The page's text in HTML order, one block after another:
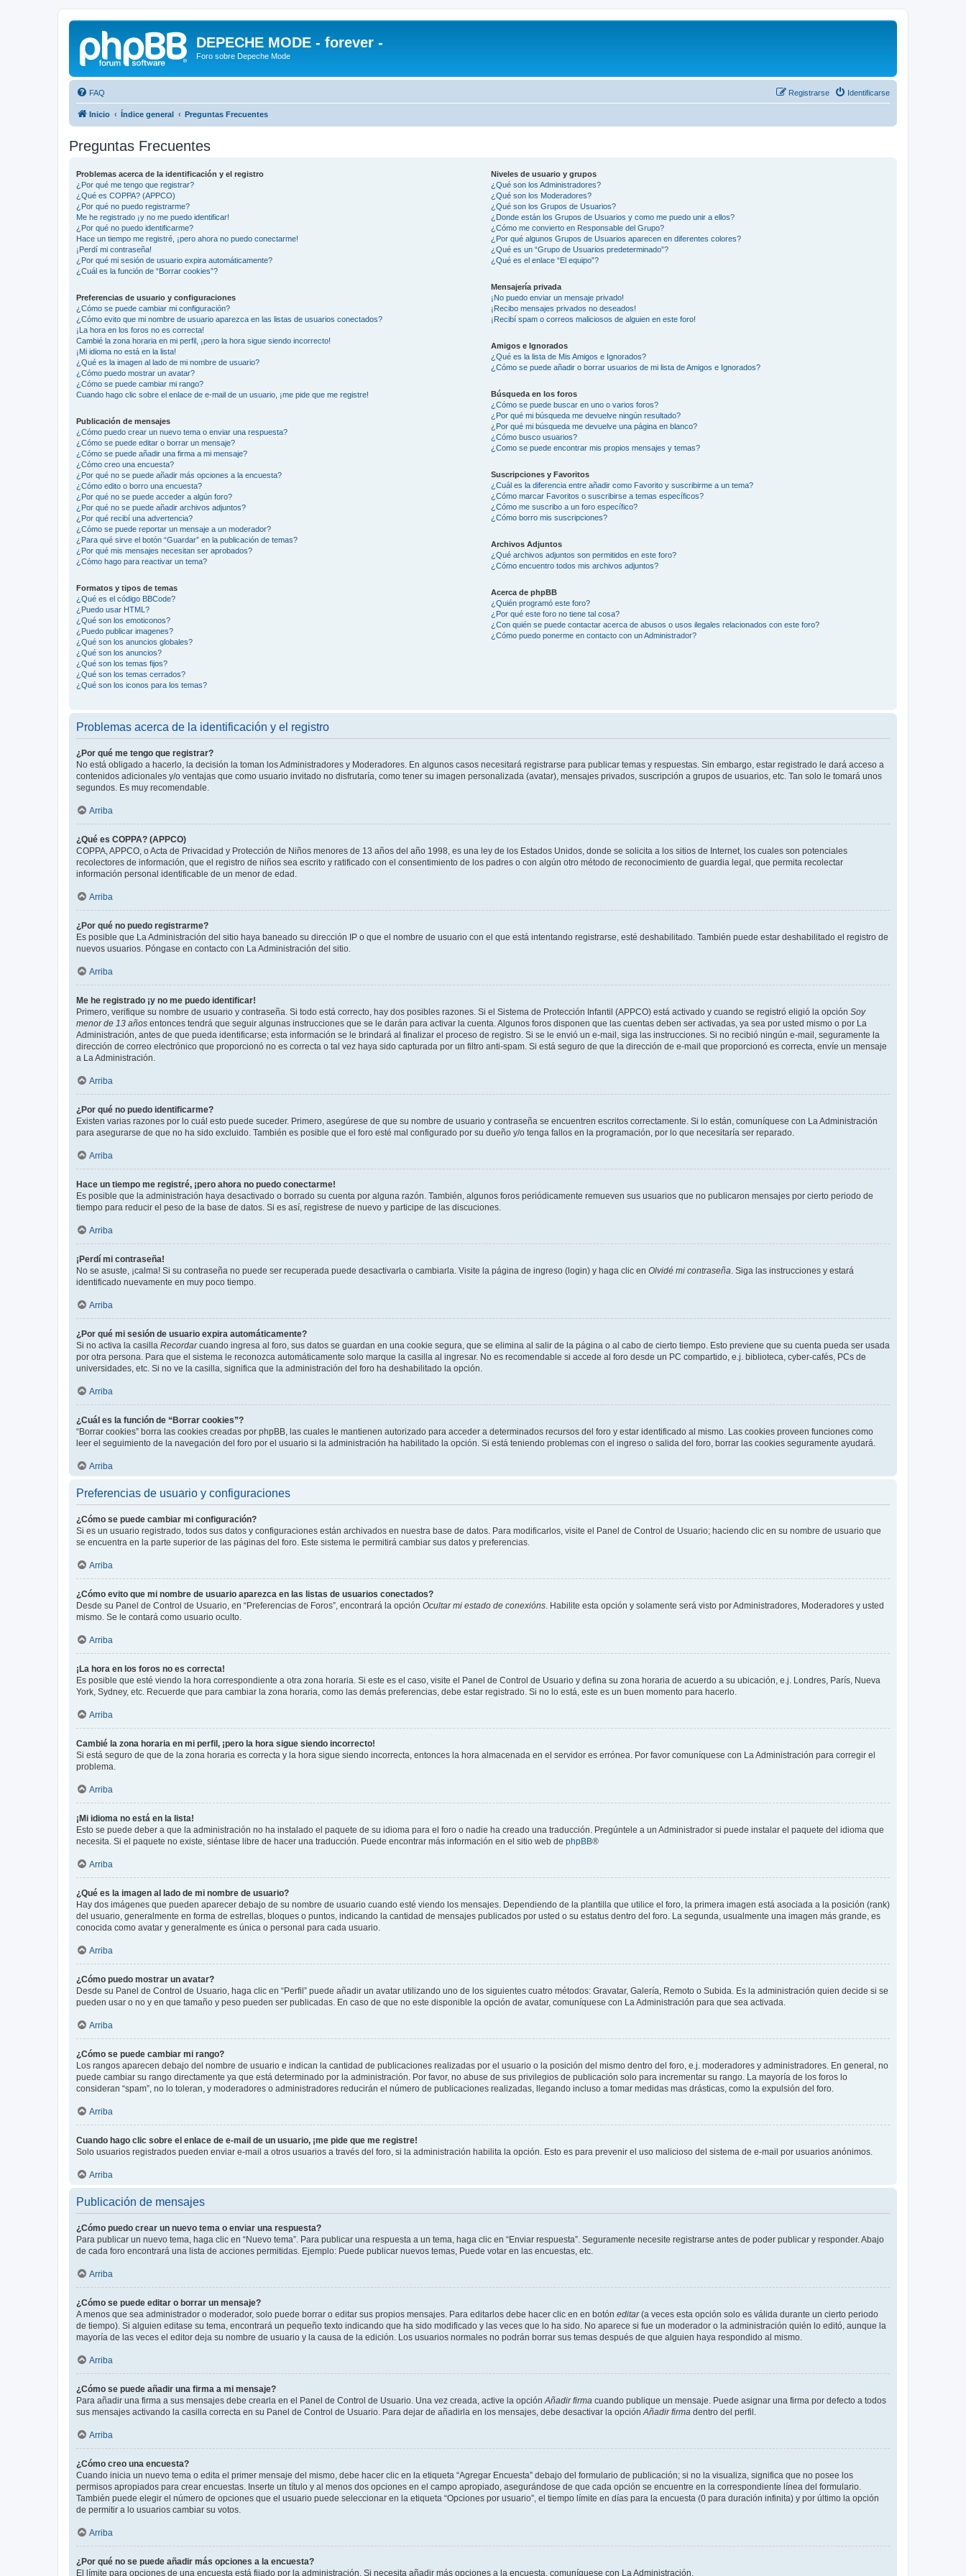
DEPECHE MODE - forever -
Foro sobre Depeche Mode
FAQ Identificarse
Registrarse
Inicio Índice general Preguntas Frecuentes
Preguntas Frecuentes
Problemas acerca de la identificación y el registro
¿Por qué me tengo que registrar?
¿Qué es COPPA? (APPCO)
¿Por qué no puedo registrarme?
Me he registrado ¡y no me puedo identificar!
¿Por qué no puedo identificarme?
Hace un tiempo me registré, ¡pero ahora no puedo conectarme!
¡Perdí mi contraseña!
¿Por qué mi sesión de usuario expira automáticamente?
¿Cuál es la función de “Borrar cookies”?
Preferencias de usuario y configuraciones
¿Cómo se puede cambiar mi configuración?
¿Cómo evito que mi nombre de usuario aparezca en las listas de usuarios conectados?
¡La hora en los foros no es correcta!
Cambié la zona horaria en mi perfil, ¡pero la hora sigue siendo incorrecto!
¡Mi idioma no está en la lista!
¿Qué es la imagen al lado de mi nombre de usuario?
¿Cómo puedo mostrar un avatar?
¿Cómo se puede cambiar mi rango?
Cuando hago clic sobre el enlace de e-mail de un usuario, ¡me pide que me registre!
Publicación de mensajes
¿Cómo puedo crear un nuevo tema o enviar una respuesta?
¿Cómo se puede editar o borrar un mensaje?
¿Cómo se puede añadir una firma a mi mensaje?
¿Cómo creo una encuesta?
¿Por qué no se puede añadir más opciones a la encuesta?
¿Cómo edito o borro una encuesta?
¿Por qué no se puede acceder a algún foro?
¿Por qué no se puede añadir archivos adjuntos?
¿Por qué recibí una advertencia?
¿Cómo se puede reportar un mensaje a un moderador?
¿Para qué sirve el botón “Guardar” en la publicación de temas?
¿Por qué mis mensajes necesitan ser aprobados?
¿Cómo hago para reactivar un tema?
Formatos y tipos de temas
¿Qué es el código BBCode?
¿Puedo usar HTML?
¿Qué son los emoticonos?
¿Puedo publicar imagenes?
¿Qué son los anuncios globales?
¿Qué son los anuncios?
¿Qué son los temas fijos?
¿Qué son los temas cerrados?
¿Qué son los iconos para los temas?
Niveles de usuario y grupos
¿Qué son los Administradores?
¿Qué son los Moderadores?
¿Qué son los Grupos de Usuarios?
¿Donde están los Grupos de Usuarios y como me puedo unir a ellos?
¿Cómo me convierto en Responsable del Grupo?
¿Por qué algunos Grupos de Usuarios aparecen en diferentes colores?
¿Qué es un “Grupo de Usuarios predeterminado”?
¿Qué es el enlace “El equipo”?
Mensajería privada
¡No puedo enviar un mensaje privado!
¡Recibo mensajes privados no deseados!
¡Recibí spam o correos maliciosos de alguien en este foro!
Amigos e Ignorados
¿Qué es la lista de Mis Amigos e Ignorados?
¿Cómo se puede añadir o borrar usuarios de mi lista de Amigos e Ignorados?
Búsqueda en los foros
¿Cómo se puede buscar en uno o varios foros?
¿Por qué mi búsqueda me devuelve ningún resultado?
¿Por qué mi búsqueda me devuelve una página en blanco?
¿Cómo busco usuarios?
¿Como se puede encontrar mis propios mensajes y temas?
Suscripciones y Favoritos
¿Cuál es la diferencia entre añadir como Favorito y suscribirme a un tema?
¿Cómo marcar Favoritos o suscribirse a temas específicos?
¿Cómo me suscribo a un foro específico?
¿Cómo borro mis suscripciones?
Archivos Adjuntos
¿Qué archivos adjuntos son permitidos en este foro?
¿Cómo encuentro todos mis archivos adjuntos?
Acerca de phpBB
¿Quién programó este foro?
¿Por qué este foro no tiene tal cosa?
¿Con quién se puede contactar acerca de abusos o usos ilegales relacionados con este foro?
¿Cómo puedo ponerme en contacto con un Administrador?
Problemas acerca de la identificación y el registro
¿Por qué me tengo que registrar?
No está obligado a hacerlo, la decisión la toman los Administradores y Moderadores. En algunos casos necesitará registrarse para publicar temas y respuestas. Sin embargo, estar registrado le dará acceso a
contenidos adicionales y/o ventajas que como usuario invitado no disfrutaría, como tener su imagen personalizada (avatar), mensajes privados, suscripción a grupos de usuarios, etc. Tan solo le tomará unos
segundos. Es muy recomendable.
Arriba
¿Qué es COPPA? (APPCO)
COPPA, APPCO, o Acta de Privacidad y Protección de Niños menores de 13 años del año 1998, es una ley de los Estados Unidos, donde se solicita a los sitios de Internet, los cuales son potenciales
recolectores de información, que el registro de niños sea escrito y ratificado con el consentimiento de los padres o con algún otro método de reconocimiento de guardia legal, que permita recolectar
información personal identificable de un menor de edad.
Arriba
¿Por qué no puedo registrarme?
Es posible que La Administración del sitio haya baneado su dirección IP o que el nombre de usuario con el que está intentando registrarse, esté deshabilitado. También puede estar deshabilitado el registro de
nuevos usuarios. Póngase en contacto con La Administración del sitio.
Arriba
Me he registrado ¡y no me puedo identificar!
Primero, verifique su nombre de usuario y contraseña. Si todo está correcto, hay dos posibles razones. Si el Sistema de Protección Infantil (APPCO) está activado y cuando se registró eligió la opción Soy
menor de 13 años entonces tendrá que seguir algunas instrucciones que se le darán para activar la cuenta. Algunos foros disponen que las cuentas deben ser activadas, ya sea por usted mismo o por La
Administración, antes de que pueda identificarse; esta información se le brindará al finalizar el proceso de registro. Si se le envió un e-mail, siga las instrucciones. Si no recibió ningún e-mail, seguramente la
dirección de correo electrónico que proporcionó no es correcta o tal vez haya sido capturada por un filtro anti-spam. Si está seguro de que la dirección de e-mail que proporcionó es correcta, envíe un mensaje
a La Administración.
Arriba
¿Por qué no puedo identificarme?
Existen varias razones por lo cuál esto puede suceder. Primero, asegúrese de que su nombre de usuario y contraseña se encuentren escritos correctamente. Si lo están, comuníquese con La Administración
para asegurarse de que no ha sido excluido. También es posible que el foro esté mal configurado por su dueño y/o tenga fallos en la programación, por lo que necesitaría ser reparado.
Arriba
Hace un tiempo me registré, ¡pero ahora no puedo conectarme!
Es posible que la administración haya desactivado o borrado su cuenta por alguna razón. También, algunos foros periódicamente remueven sus usuarios que no publicaron mensajes por cierto periodo de
tiempo para reducir el peso de la base de datos. Si es así, registrese de nuevo y participe de las discuciones.
Arriba
¡Perdí mi contraseña!
No se asuste, ¡calma! Si su contraseña no puede ser recuperada puede desactivarla o cambiarla. Visite la página de ingreso (login) y haga clic en Olvidé mi contraseña . Siga las instrucciones y estará
identificado nuevamente en muy poco tiempo.
Arriba
¿Por qué mi sesión de usuario expira automáticamente?
Si no activa la casilla Recordarcuando ingresa al foro, sus datos se guardan en una cookie segura, que se elimina al salir de la página o al cabo de cierto tiempo. Esto previene que su cuenta pueda ser usada
por otra persona. Para que el sistema le reconozca automáticamente solo marque la casilla al ingresar. No es recomendable si accede al foro desde un PC compartido, e.j. biblioteca, cyber-cafés, PCs de
universidades, etc. Si no ve la casilla, significa que la administración del foro ha deshabilitado la opción.
Arriba
¿Cuál es la función de “Borrar cookies”?
“Borrar cookies” borra las cookies creadas por phpBB, las cuales le mantienen autorizado para acceder a determinados recursos del foro y estar identificado al mismo. Las cookies proveen funciones como
leer el seguimiento de la navegación del foro por el usuario si la administración ha habilitado la opción. Si está teniendo problemas con el ingreso o salida del foro, borrar las cookies seguramente ayudará.
Arriba
Preferencias de usuario y configuraciones
¿Cómo se puede cambiar mi configuración?
Si es un usuario registrado, todos sus datos y configuraciones están archivados en nuestra base de datos. Para modificarlos, visite el Panel de Control de Usuario; haciendo clic en su nombre de usuario que
se encuentra en la parte superior de las páginas del foro. Este sistema le permitirá cambiar sus datos y preferencias.
Arriba
¿Cómo evito que mi nombre de usuario aparezca en las listas de usuarios conectados?
Desde su Panel de Control de Usuario, en “Preferencias de Foros”, encontrará la opción Ocultar mi estado de conexións . Habilite esta opción y solamente será visto por Administradores, Moderadores y usted
mismo. Se le contará como usuario oculto.
Arriba
¡La hora en los foros no es correcta!
Es posible que esté viendo la hora correspondiente a otra zona horaria. Si este es el caso, visite el Panel de Control de Usuario y defina su zona horaria de acuerdo a su ubicación, e.j. Londres, París, Nueva
York, Sydney, etc. Recuerde que para cambiar la zona horaria, como las demás preferencias, debe estar registrado. Si no lo está, este es un buen momento para hacerlo.
Arriba
Cambié la zona horaria en mi perfil, ¡pero la hora sigue siendo incorrecto!
Si está seguro de que de la zona horaria es correcta y la hora sigue siendo incorrecta, entonces la hora almacenada en el servidor es errónea. Por favor comuníquese con La Administración para corregir el
problema.
Arriba
¡Mi idioma no está en la lista!
Esto se puede deber a que la administración no ha instalado el paquete de su idioma para el foro o nadie ha creado una traducción. Pregúntele a un Administrador si puede instalar el paquete del idioma que
necesita. Si el paquete no existe, siéntase libre de hacer una traducción. Puede encontrar más información en el sitio web de phpBB®
Arriba
¿Qué es la imagen al lado de mi nombre de usuario?
Hay dos imágenes que pueden aparecer debajo de su nombre de usuario cuando esté viendo los mensajes. Dependiendo de la plantilla que utilice el foro, la primera imagen está asociada a la posición (rank)
del usuario, generalmente en forma de estrellas, bloques o puntos, indicando la cantidad de mensajes publicados por usted o su estatus dentro del foro. La segunda, usualmente una imagen más grande, es
conocida como avatar y generalmente es única o personal para cada usuario.
Arriba
¿Cómo puedo mostrar un avatar?
Desde su Panel de Control de Usuario, haga clic en “Perfil” puede añadir un avatar utilizando uno de los siguientes cuatro métodos: Gravatar, Galería, Remoto o Subida. Es la administración quien decide si se
pueden usar o no y en que tamaño y peso pueden ser publicadas. En caso de que no este disponible la opción de avatar, comuníquese con La Administración para que sea activada.
Arriba
¿Cómo se puede cambiar mi rango?
Los rangos aparecen debajo del nombre de usuario e indican la cantidad de publicaciones realizadas por el usuario o la posición del mismo dentro del foro, e.j. moderadores y administradores. En general, no
puede cambiar su rango directamente ya que está determinado por la administración. Por favor, no abuse de sus privilegios de publicación solo para incrementar su rango. La mayoría de los foros lo
consideran “spam”, no lo toleran, y moderadores o administradores reducirán el número de publicaciones realizadas, llegando incluso a tomar medidas mas drásticas, como la expulsión del foro.
Arriba
Cuando hago clic sobre el enlace de e-mail de un usuario, ¡me pide que me registre!
Solo usuarios registrados pueden enviar e-mail a otros usuarios a través del foro, si la administración habilita la opción. Esto es para prevenir el uso malicioso del sistema de e-mail por usuarios anónimos.
Arriba
Publicación de mensajes
¿Cómo puedo crear un nuevo tema o enviar una respuesta?
Para publicar un nuevo tema, haga clic en “Nuevo tema”. Para publicar una respuesta a un tema, haga clic en “Enviar respuesta”. Seguramente necesite registrarse antes de poder publicar y responder. Abajo
de cada foro encontrará una lista de acciones permitidas. Ejemplo: Puede publicar nuevos temas, Puede votar en las encuestas, etc.
Arriba
¿Cómo se puede editar o borrar un mensaje?
A menos que sea administrador o moderador, solo puede borrar o editar sus propios mensajes. Para editarlos debe hacer clic en en botón editar(a veces esta opción solo es válida durante un cierto periodo
de tiempo). Si alguien editase su tema, encontrará un pequeño texto indicando que ha sido modificado y las veces que lo ha sido. No aparece si fue un moderador o la administración quién lo editó, aunque la
mayoría de las veces el editor deja su nombre de usuario y la causa de la edición. Los usuarios normales no podrán borrar sus temas después de que alguien haya respondido al mismo.
Arriba
¿Cómo se puede añadir una firma a mi mensaje?
Para añadir una firma a sus mensajes debe crearla en el Panel de Control de Usuario. Una vez creada, active la opción Añadir firma cuando publique un mensaje. Puede asignar una firma por defecto a todos
sus mensajes activando la casilla correcta en su Panel de Control de Usuario. Para dejar de añadirla en los mensajes, debe desactivar la opción Añadir firma dentro del perfil.
Arriba
¿Cómo creo una encuesta?
Cuando inicia un nuevo tema o edita el primer mensaje del mismo, debe hacer clic en la etiqueta “Agregar Encuesta” debajo del formulario de publicación; si no la visualiza, significa que no posee los
permisos apropiados para crear encuestas. Inserte un título y al menos dos opciones en el campo apropiado, asegurándose de que cada opción se encuentre en la correspondiente línea del formulario.
También puede elegir el número de opciones que el usuario puede seleccionar en la etiqueta “Opciones por usuario”, el tiempo límite en días para la encuesta (0 para duración infinita) y por último la opción
de permitir a lo usuarios cambiar su votos.
Arriba
¿Por qué no se puede añadir más opciones a la encuesta?
El límite para opciones de una encuesta está fijado por la administración. Si necesita añadir más opciones a la encuesta, comuníquese con La Administración.